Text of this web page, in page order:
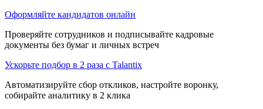
Оформляйте кандидатов онлайн
Проверяйте сотрудников и подписывайте кадровые
документы без бумаг и личных встреч
Ускорьте подбор в 2 раза с Talantix
Автоматизируйте сбор откликов, настройте воронку,
собирайте аналитику в 2 клика